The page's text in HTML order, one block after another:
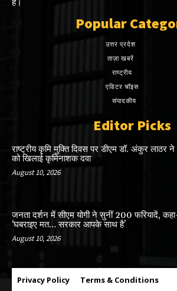
Popular
उत्तर प्रदेश
ताज़ा खबरें
राष्ट्रीय
एडिटर चॉइस
संपादकीय
Editor Picks
राष्ट्रीय कृमि मुक्ति दिवस पर डीएम डॉ. अंकुर लाठर ने
को खिलाई कृमिनाशक दवा
August 10, 2026
जनता दर्शन में सीएम योगी ने सुनीं 200 फरियादें,
‘घबराइए मत… सरकार आपके साथ है’
August 10, 2026
Privacy Policy Terms & Conditions